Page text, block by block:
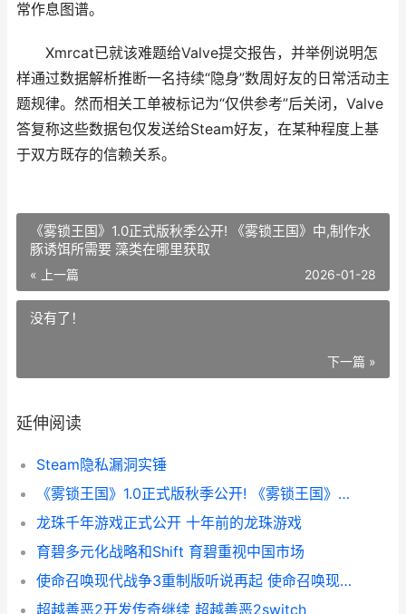
常作息图谱。
Xmrcat已就该难题给Valve提交报告，并举例说明怎
样通过数据解析推断一名持续“隐身”数周好友的日常活动主
题规律。然而相关工单被标记为“仅供参考”后关闭，Valve
答复称这些数据包仅发送给Steam好友，在某种程度上基
于双方既存的信赖关系。
《雾锁王国》1.0正式版秋季公开! 《雾锁王国》中,制作水
豚诱饵所需要 藻类在哪里获取
« 上一篇 2026-01-28
没有了！
下一篇 »
延伸阅读
Steam隐私漏洞实锤
《雾锁王国》1.0正式版秋季公开! 《雾锁王国》中,制作水豚诱饵所需要 藻类在哪里获取
龙珠千年游戏正式公开 十年前的龙珠游戏
育碧多元化战略和Shift 育碧重视中国市场
使命召唤现代战争3重制版听说再起 使命召唤现代战争
超越善恶2开发传奇继续 超越善恶2switch